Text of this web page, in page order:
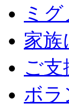
ミ
家族
ご支
ボラ